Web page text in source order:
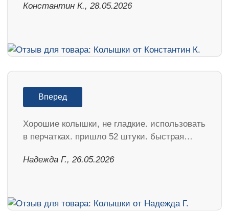
Константин К., 28.05.2026
Вперед
Хорошие колышки, не гладкие. использовать
в перчатках. пришло 52 штуки. быстрая…
Надежда Г., 26.05.2026